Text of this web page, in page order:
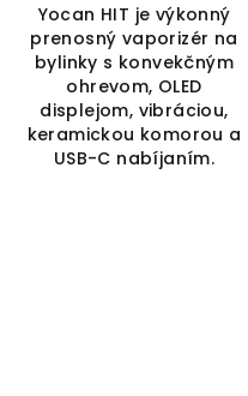
Yocan HIT je výkonný
prenosný vaporizér na
bylinky s konvekčným
ohrevom, OLED
displejom, vibráciou,
keramickou komorou a
USB-C nabíjaním.